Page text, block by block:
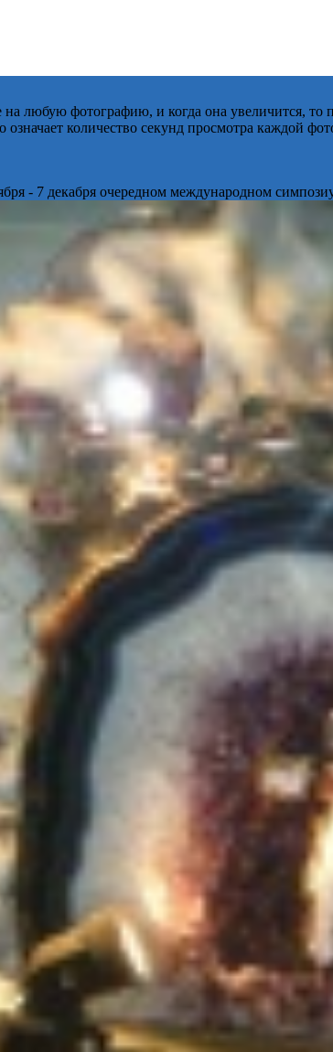
любую фотографию, и когда она увеличится,
количество секунд просмотра каждой
- 7 декабря очередном международном